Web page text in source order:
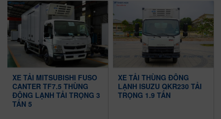
XE TẢI MITSUBISHI FUSO
CANTER TF7.5 THÙNG
ĐÔNG LẠNH TẢI TRỌNG 3
TẤN 5
XE TẢI THÙNG ĐÔNG
LẠNH ISUZU QKR230 TẢI
TRỌNG 1.9 TẤN